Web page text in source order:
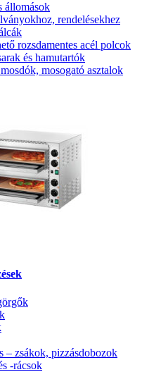
állomások
rendelésekhez
rozsdamentes acél polcok
és hamutartók
mosogató asztalok
– zsákok, pizzásdobozok
-rácsok